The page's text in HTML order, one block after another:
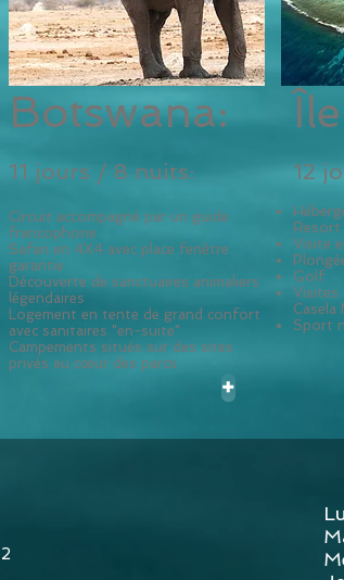
Botswana:
11 jours / 8 nuits:
Circuit accompagné par un guide
francophone
Safari en 4X4 avec place fenêtre
garantie
Découverte de sanctuaires animaliers
légendaires
Logement en tente de grand confort
avec sanitaires "en-suite"
Campements situés sur des sites
privés au cœur des parcs
+
12
Resort
Visite
Golf
Visites
Casela
Sport